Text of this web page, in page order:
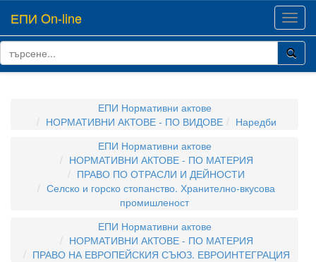
ЕПИ On-line
ЕПИ Нормативни актове
НОРМАТИВНИ АКТОВЕ - ПО ВИДОВЕ
Наредби
ЕПИ Нормативни актове
НОРМАТИВНИ АКТОВЕ - ПО МАТЕРИЯ
ПРАВО ПО ОТРАСЛИ И ДЕЙНОСТИ
Селско и горско стопанство. Хранително-вкусова
промишленост
ЕПИ Нормативни актове
НОРМАТИВНИ АКТОВЕ - ПО МАТЕРИЯ
ПРАВО НА ЕВРОПЕЙСКИЯ СЪЮЗ. ЕВРОИНТЕГРАЦИЯ